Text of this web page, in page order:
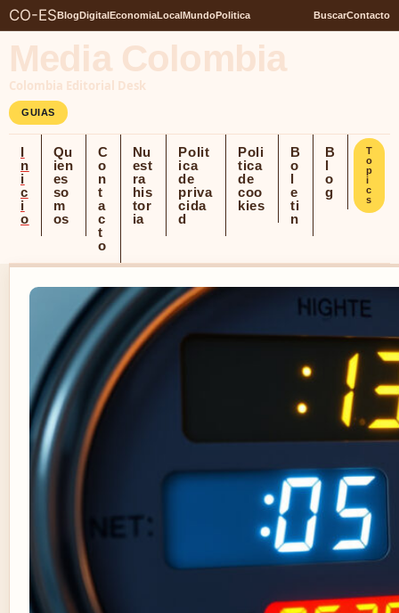
CO-ESBlogDigitalEconomiaLocalMundoPolitica BuscarContacto
Media Colombia
Colombia Editorial Desk
GUIAS
I
n
i
c
i
o
Qu
ien
es
so
m
os
C
o
n
t
a
c
t
o
Nu
est
ra
his
tor
ia
Polit
ica
de
priva
cida
d
Poli
tica
de
coo
kies
B
o
l
e
ti
n
B
l
o
g
T
o
p
i
c
s